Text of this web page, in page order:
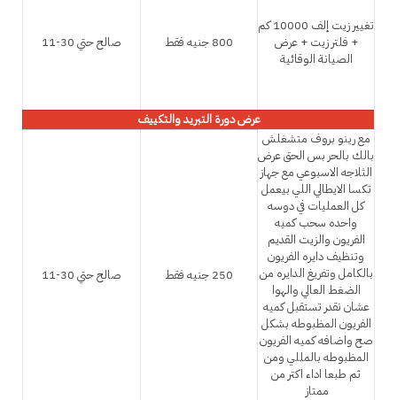
تغيير زيت إلف 10000 كم
+ فلتر زيت + عرض
الصيانة الوقائية
800 جنيه فقط صالح حتي 30-11
عرض دورة التبريد والتكييف
مع رينو بروف متشغلش
بالك بالحر بس الحق عرض
الثلاجه الاسبوعي مع جهاز
تكسا الايطالي اللي بيعمل
كل العمليات في دوسه
واحده سحب كميه
الفريون والزيت القديم
وتنظيف دايره الفريون
بالكامل وتفريغ الدايره من
الضغط العالي والهوا
عشان نقدر تستقبل كميه
الفريون المظبوطه بشكل
صح واضافه كميه الفريون
المظبوطه بالمللي ومن
ثم طبعا اداء اكتر من
ممتاز
250 جنيه فقط صالح حتي 30-11